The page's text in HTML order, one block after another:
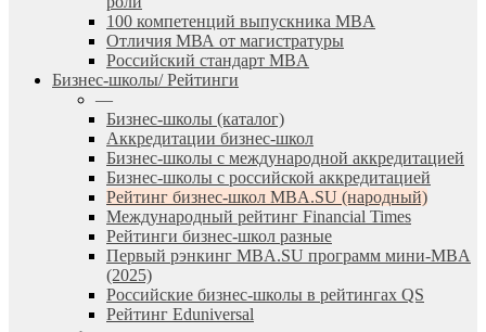
100 компетенций выпускника MBA
Отличия МВА от магистратуры
Российский стандарт MBA
Бизнес-школы/ Рейтинги
—
Бизнес-школы (каталог)
Аккредитации бизнес-школ
Бизнес-школы с международной аккредитацией
Бизнес-школы с российской аккредитацией
Рейтинг бизнес-школ MBA.SU (народный)
Международный рейтинг Financial Times
Рейтинги бизнес-школ разные
Первый рэнкинг MBA.SU программ мини-MBA
(2025)
Российские бизнес-школы в рейтингах QS
Рейтинг Eduniversal